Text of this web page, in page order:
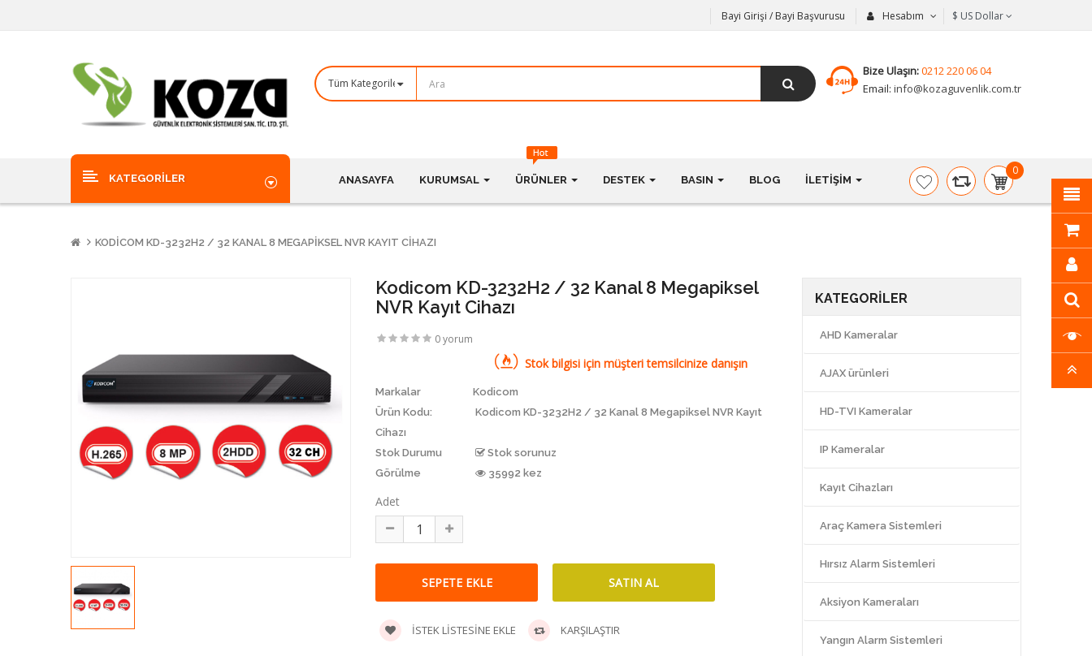
Bayi Girişi / Bayi Başvurusu Hesabım $ US Dollar
Bize Ulaşın:0212 220 06 04
Email: info@kozaguvenlik.com.tr
KATEGORILER ANASAYFA KURUMSAL ÜRÜNLER DESTEK BASIN BLOG İLETIŞIM
0
item(s)
-
KODICOM KD-3232H2 / 32 KANAL 8 MEGAPIKSEL NVR KAYIT CIHAZI
Kodicom KD-3232H2 / 32 Kanal 8 Megapiksel
NVR Kayıt Cihazı
0 yorum
Stok bilgisi için müşteri temsilcinize danışın
Markalar
Kodicom
Ürün Kodu:
Kodicom KD-3232H2 / 32 Kanal 8 Megapiksel NVR Kayıt
Cihazı
Stok Durumu
Stok sorunuz
Görülme
35992 kez
Adet
İSTEK LISTESINE EKLE KARŞILAŞTIR
KATEGORILER
AHD Kameralar
AJAX ürünleri
HD-TVI Kameralar
IP Kameralar
Kayıt Cihazları
Araç Kamera Sistemleri
Hırsız Alarm Sistemleri
Aksiyon Kameraları
Yangın Alarm Sistemleri